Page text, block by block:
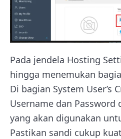
Pada jendela Hosting
hingga menemukan
Di bagian System User’s
Username dan Password
yang akan digunakan
Pastikan sandi cukup